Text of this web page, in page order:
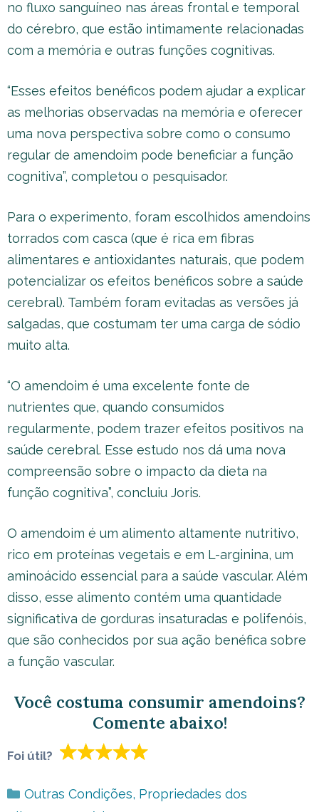
no fluxo sanguíneo nas áreas frontal e temporal
do cérebro, que estão intimamente relacionadas
com a memória e outras funções cognitivas.
“Esses efeitos benéficos podem ajudar a explicar
as melhorias observadas na memória e oferecer
uma nova perspectiva sobre como o consumo
regular de amendoim pode beneficiar a função
cognitiva”, completou o pesquisador.
Para o experimento, foram escolhidos amendoins
torrados com casca (que é rica em fibras
alimentares e antioxidantes naturais, que podem
potencializar os efeitos benéficos sobre a saúde
cerebral). Também foram evitadas as versões já
salgadas, que costumam ter uma carga de sódio
muito alta.
“O amendoim é uma excelente fonte de
nutrientes que, quando consumidos
regularmente, podem trazer efeitos positivos na
saúde cerebral. Esse estudo nos dá uma nova
compreensão sobre o impacto da dieta na
função cognitiva”, concluiu Joris.
O amendoim é um alimento altamente nutritivo,
rico em proteínas vegetais e em L-arginina, um
aminoácido essencial para a saúde vascular. Além
disso, esse alimento contém uma quantidade
significativa de gorduras insaturadas e polifenóis,
que são conhecidos por sua ação benéfica sobre
a função vascular.
Você costuma consumir amendoins?
Comente abaixo!
Foi útil?
Categorias
Outras Condições, Propriedades dos